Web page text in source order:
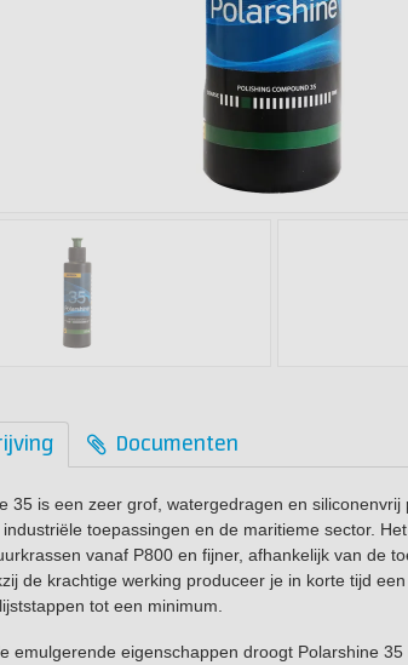
Documenten
35 is een zeer grof, watergedragen en
toepassingen en de maritieme sector.
vanaf P800 en fijner, afhankelijk van de
de krachtige werking produceer je in korte tijd
tot een minimum.
emulgerende eigenschappen droogt Polarshine